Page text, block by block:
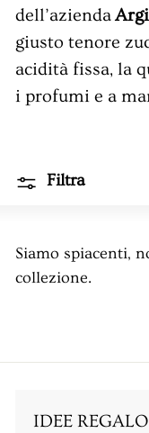
dell’azienda
giusto tenore
acidità fissa, la
i profumi e a
Filtra
Siamo spiacenti,
collezione.
IDEE REGALO